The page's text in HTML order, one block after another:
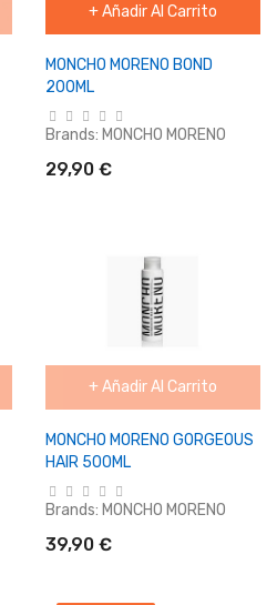
+ Añadir Al Carrito
MONCHO MORENO BOND
200ML
Brands: MONCHO MORENO
29,90 €
+ Añadir Al Carrito
MONCHO MORENO GORGEOUS
HAIR 500ML
Brands: MONCHO MORENO
39,90 €